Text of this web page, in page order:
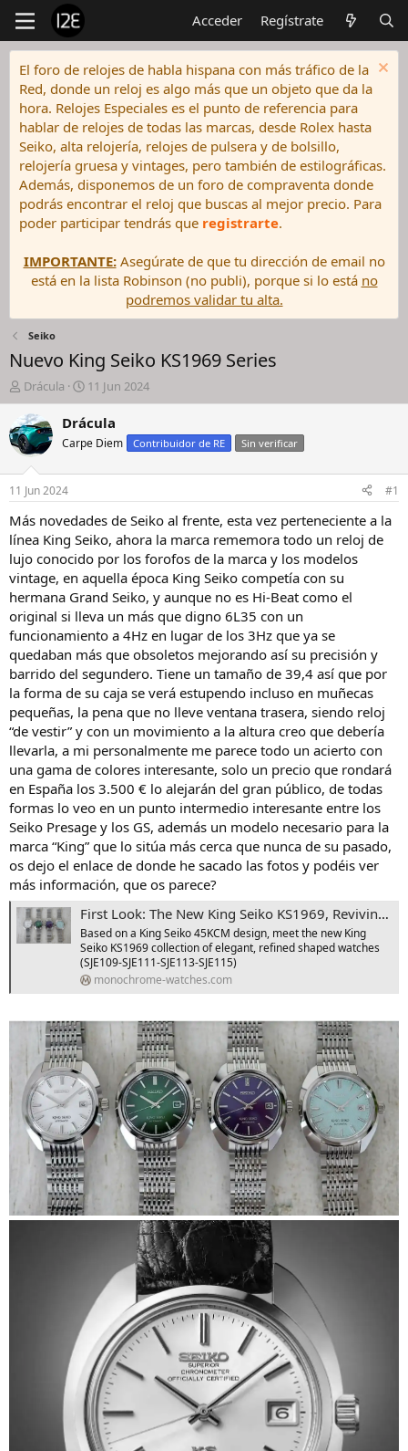
Acceder Regístrate
El foro de relojes de habla hispana con más tráfico de la
Red, donde un reloj es algo más que un objeto que da la
hora. Relojes Especiales es el punto de referencia para
hablar de relojes de todas las marcas, desde Rolex hasta
Seiko, alta relojería, relojes de pulsera y de bolsillo,
relojería gruesa y vintages, pero también de estilográficas.
Además, disponemos de un foro de compraventa donde
podrás encontrar el reloj que buscas al mejor precio. Para
poder participar tendrás que registrarte.
IMPORTANTE:Asegúrate de que tu dirección de email no
está en la lista Robinson (no publi), porque si lo está no
podremos validar tu alta.
Seiko
Nuevo King Seiko KS1969 Series
I
n
i
c
i
a
d
o
r
e
l
h
i
l
o
Drácula
F
e
c
a
i
n
c
i
o
11 Jun 2024
Drácula
Carpe Diem Contribuidor de RE Sin verificar
11 Jun 2024 #1
Más novedades de Seiko al frente, esta vez perteneciente a la
línea King Seiko, ahora la marca rememora todo un reloj de
lujo conocido por los forofos de la marca y los modelos
vintage, en aquella época King Seiko competía con su
hermana Grand Seiko, y aunque no es Hi-Beat como el
original si lleva un más que digno 6L35 con un
funcionamiento a 4Hz en lugar de los 3Hz que ya se
quedaban más que obsoletos mejorando así su precisión y
barrido del segundero. Tiene un tamaño de 39,4 así que por
la forma de su caja se verá estupendo incluso en muñecas
pequeñas, la pena que no lleve ventana trasera, siendo reloj
“de vestir” y con un movimiento a la altura creo que debería
llevarla, a mi personalmente me parece todo un acierto con
una gama de colores interesante, solo un precio que rondará
en España los 3.500 € lo alejarán del gran público, de todas
formas lo veo en un punto intermedio interesante entre los
Seiko Presage y los GS, además un modelo necesario para la
marca “King” que lo sitúa más cerca que nunca de su pasado,
os dejo el enlace de donde he sacado las fotos y podéis ver
más información, que os parece?
First Look: The New King Seiko KS1969, Reviving a Classic KS Design
Based on a King Seiko 45KCM design, meet the new King
Seiko KS1969 collection of elegant, refined shaped watches
(SJE109-SJE111-SJE113-SJE115)
monochrome-watches.com